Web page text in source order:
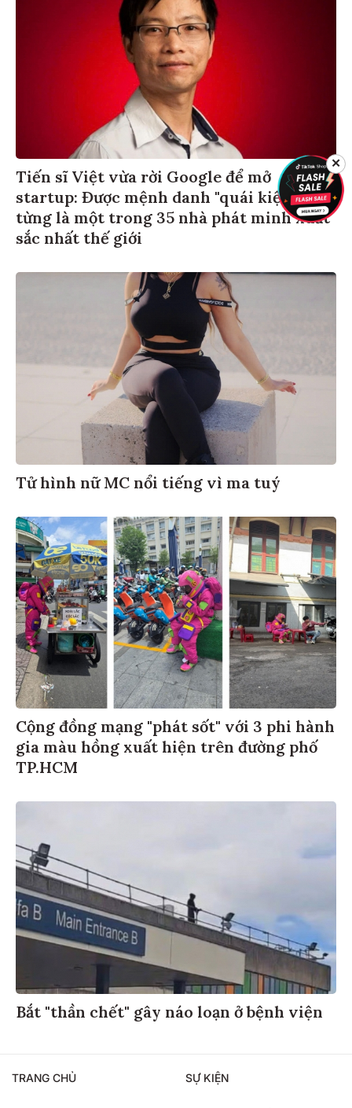
Tiến sĩ Việt vừa rời Google để mở
startup: Được mệnh danh "quái kiệt AI",
từng là một trong 35 nhà phát minh xuất
sắc nhất thế giới
Tử hình nữ MC nổi tiếng vì ma tuý
Cộng đồng mạng "phát sốt" với 3 phi hành
gia màu hồng xuất hiện trên đường phố
TP.HCM
Bắt "thần chết" gây náo loạn ở bệnh viện
TRANG CHỦ SỰ KIỆN
✕